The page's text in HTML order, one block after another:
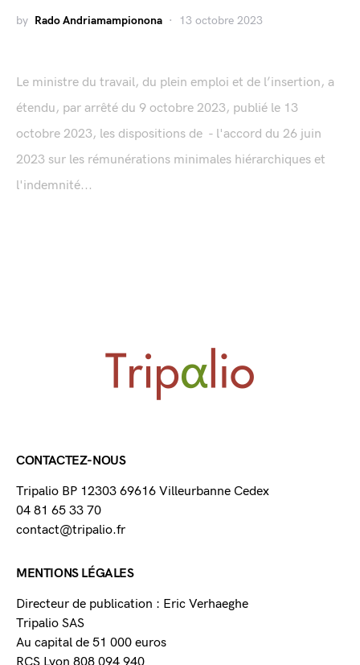
by Rado Andriamampionona 13 octobre 2023
Le ministre du travail, du plein emploi et de l’insertion, a
étendu, par arrêté du 9 octobre 2023, publié le 13
octobre 2023, les dispositions de - l'accord du 26 juin
2023 sur les rémunérations minimales hiérarchiques et
l'indemnité...
CONTACTEZ-NOUS
Tripalio BP 12303 69616 Villeurbanne Cedex
04 81 65 33 70
contact@tripalio.fr
MENTIONS LÉGALES
Directeur de publication : Eric Verhaeghe
Tripalio SAS
Au capital de 51 000 euros